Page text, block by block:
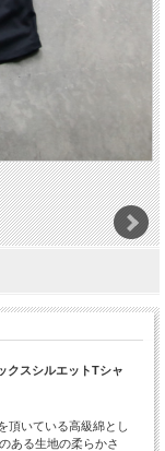
クスシルエットTシャ
頂いている高級綿とし
ある生地の柔らかさ